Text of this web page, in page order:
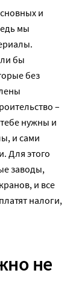
и
мы
бы
без
–
нужны и
и сами
Для этого
заводы,
и все
налоги,
не